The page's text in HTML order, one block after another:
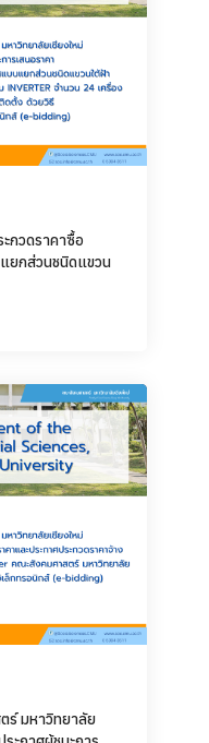
กวดราคาซื้อ
ยกส่วนชนิดแขวน
ร์ มหาวิทยาลัย